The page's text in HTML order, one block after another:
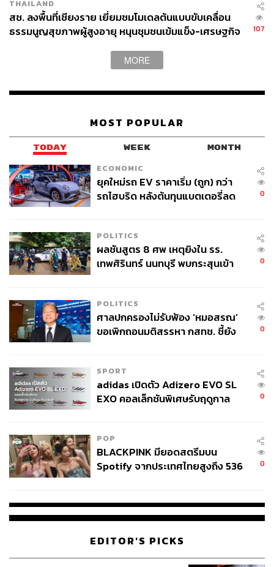
THAILAND
สช. ลงพื้นที่เชียงราย เยี่ยมชมโมเดลต้นแบบขับเคลื่อน
ธรรมนูญสุขภาพผู้สูงอายุ หนุนชุมชนเข้มแข็ง-เศรษฐกิจ
107
MORE
MOST POPULAR
TODAY WEEK MONTH
ECONOMIC
ยุคใหม่รถ EV ราคาเริ่ม (ถูก) กว่า
รถไฮบริด หลังต้นทุนแบตเตอรี่ลด
0
POLITICS
ผลชันสูตร 8 ศพ เหตุยิงใน รร.
เทพศิรินทร์ นนทบุรี พบกระสุนเข้า
0
POLITICS
ศาลปกครองไม่รับฟ้อง ‘หมอสรณ’
ขอเพิกถอนมติสรรหา กสทช. ชี้ยัง
0
SPORT
adidas เปิดตัว Adizero EVO SL
EXO คอลเล็กชันพิเศษรับฤดูกาล
0
POP
BLACKPINK มียอดสตรีมบน
Spotify จากประเทศไทยสูงถึง 536
0
EDITOR'S PICKS